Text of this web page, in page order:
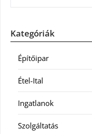
Kategóriák
Építőipar
Étel-Ital
Ingatlanok
Szolgáltatás